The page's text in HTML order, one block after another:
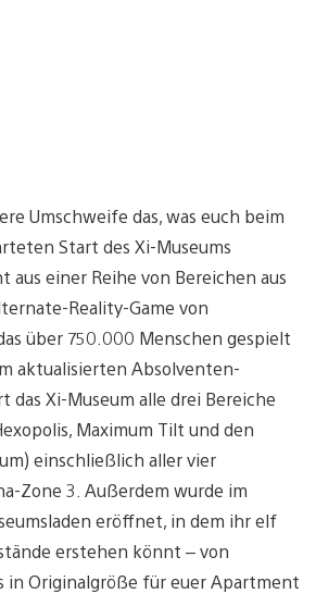
Umschweife das, was euch beim
Start des Xi-Museums
aus einer Reihe von Bereichen aus
Reality-Game von
über 750.000 Menschen gespielt
aktualisierten Absolventen-
das Xi-Museum alle drei Bereiche
Maximum Tilt und den
einschließlich aller vier
Zone 3. Außerdem wurde im
eröffnet, in dem ihr elf
erstehen könnt – von
in Originalgröße für euer Apartment